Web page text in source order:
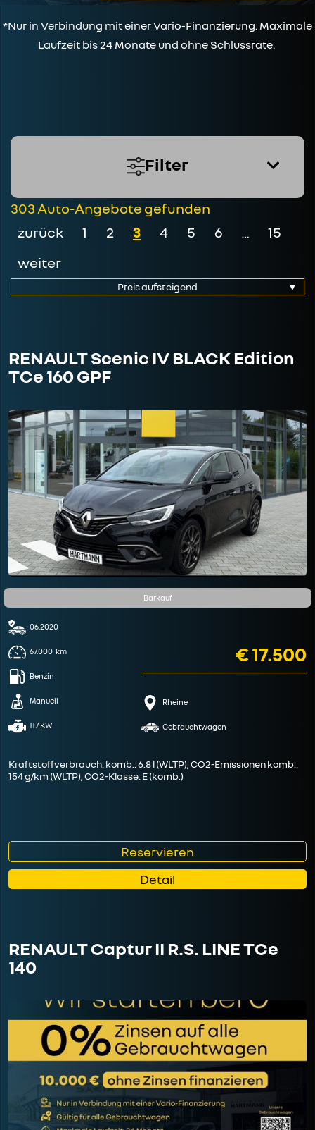
*Nur in Verbindung mit einer Vario-Finanzierung. Maximale
Laufzeit bis 24 Monate und ohne Schlussrate.
Filter
303 Auto-Angebote gefunden
zurück 1 2 3 4 5 6 …
15
weiter
RENAULT Scenic IV BLACK Edition
TCe 160 GPF
Barkauf
06.2020
67.000 km
Benzin
Manuell
117 KW
€ 17.500
Rheine
Gebrauchtwagen
Kraftstoffverbrauch: komb.: 6.8 l (WLTP), CO2-Emissionen komb.:
154 g/km (WLTP), CO2-Klasse: E (komb.)
Reservieren
Detail
RENAULT Captur II R.S. LINE TCe
140